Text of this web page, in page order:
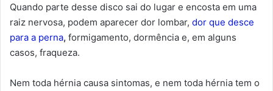
Quando parte desse disco sai do lugar e encosta em uma
raiz nervosa, podem aparecer dor lombar, dor que desce
para a perna, formigamento, dormência e, em alguns
casos, fraqueza.
Nem toda hérnia causa sintomas, e nem toda hérnia tem o